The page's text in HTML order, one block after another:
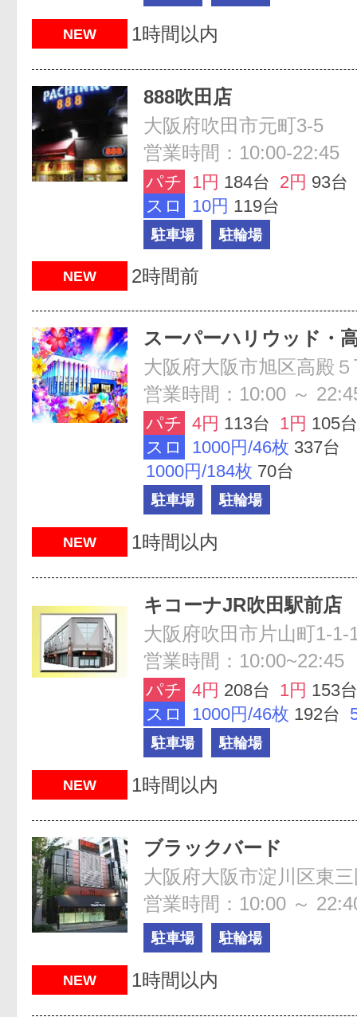
NEW 1時間以内
888吹田店
大阪府吹田市元町3-5
営業時間：10:00-22:45
パチ 1円 184台 2円 93台
スロ
10円 119台
駐車場 駐輪場
NEW 2時間前
スーパーハリウッド・
営業時間：10:00 ～
パチ 4円 113台 1円 105台
スロ
1000円/46枚 337台
1000円/184枚 70台
駐車場 駐輪場
NEW 1時間以内
キコーナJR吹田駅前店
営業時間：10:00~22:45
パチ 4円 208台 1円 153台
スロ
1000円/46枚 192台
駐車場 駐輪場
NEW 1時間以内
ブラックバード
営業時間：10:00 ～
駐車場 駐輪場
NEW 1時間以内